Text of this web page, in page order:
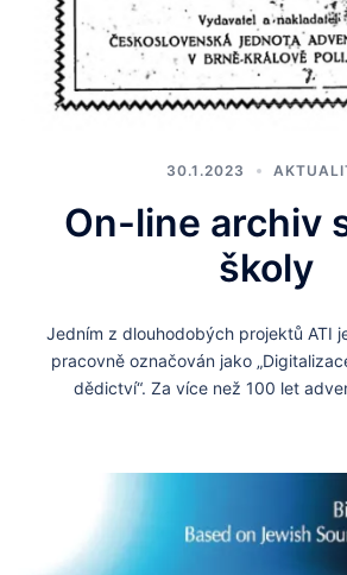
30.1.2023
On-line archiv
školy
Jedním z dlouhodobých projektů ATI
pracovně označován jako
dědictví“. Za více než 100 let